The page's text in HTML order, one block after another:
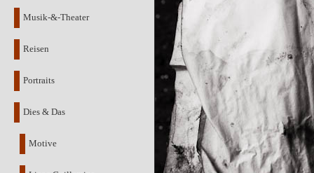
Musik-&-Theater
Reisen
Portraits
Dies & Das
Motive